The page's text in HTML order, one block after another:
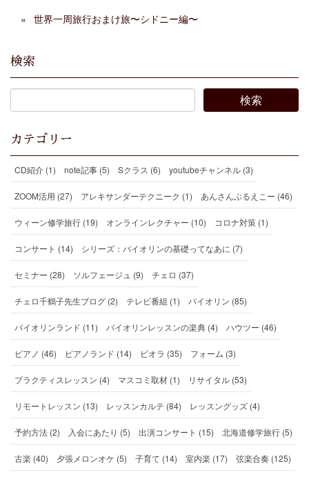
世界一周旅行おまけ旅〜シドニー編〜
検索
カテゴリー
CD紹介 (1) note記事 (5) Sクラス (6) youtubeチャンネル (3)
ZOOM活用 (27) アレキサンダーテクニーク (1) あんさんぶるえこー (46)
ウィーン修学旅行 (19) オンラインレクチャー (10) コロナ対策 (1)
コンサート (14) シリーズ：バイオリンの基礎ってなあに (7)
セミナー (28) ソルフェージュ (9) チェロ (37)
チェロ千鶴子先生ブログ (2) テレビ番組 (1) バイオリン (85)
バイオリンランド (11) バイオリンレッスンの楽典 (4) ハウツー (46)
ピアノ (46) ピアノランド (14) ビオラ (35) フォーム (3)
プラクティスレッスン (4) マスコミ取材 (1) リサイタル (53)
リモートレッスン (13) レッスンカルテ (84) レッスングッズ (4)
予約方法 (2) 入会にあたり (5) 出演コンサート (15) 北海道修学旅行 (5)
古楽 (40) 夕張メロンオケ (5) 子育て (14) 室内楽 (17) 弦楽合奏 (125)